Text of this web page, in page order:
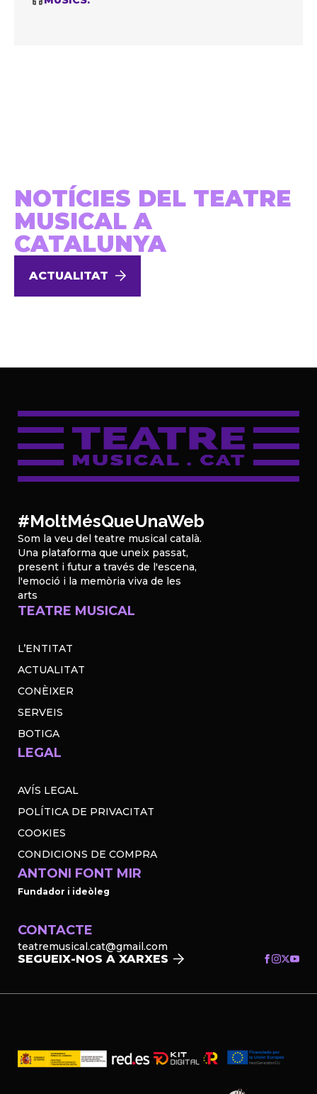
NOTÍCIES DEL TEATRE
MUSICAL A
CATALUNYA
ACTUALITAT
#MoltMésQueUnaWeb
Som la veu del teatre musical català.
Una plataforma que uneix passat,
present i futur a través de l'escena,
l'emoció i la memòria viva de les
arts
TEATRE MUSICAL
L’ENTITAT
ACTUALITAT
CONÈIXER
SERVEIS
BOTIGA
LEGAL
AVÍS LEGAL
POLÍTICA DE PRIVACITAT
COOKIES
CONDICIONS DE COMPRA
ANTONI FONT MIR
Fundador i ideòleg
CONTACTE
teatremusical.cat@gmail.com
SEGUEIX-NOS A XARXES